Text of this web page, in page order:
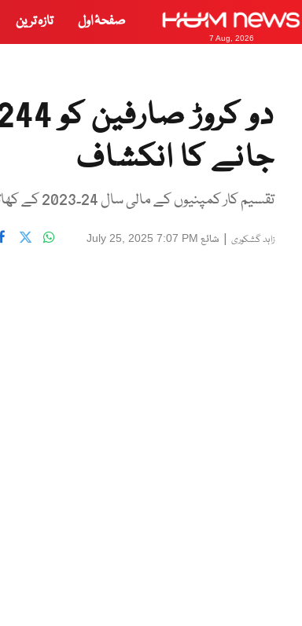
7 Aug, 2026
صفحۂ اول تازہ ترین
جانے کا انکشاف
تقسیم کار کمپنیوں کے مالی سال 24۔2023 کے کھاتوں میں مبینہ مالی بےضابطگیاں بھی سامنے آئی ہیں۔
زاہد گشکوری | شائع July 25, 2025 7:07 PM